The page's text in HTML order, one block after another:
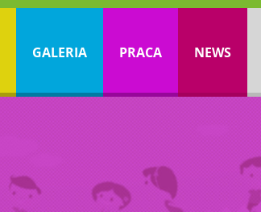
GALERIA PRACA NEWS